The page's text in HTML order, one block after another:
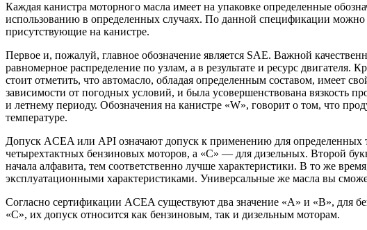
Каждая канистра моторного масла имеет на упаковке определенные
использованию в определенных случаях. По данной спецификации
присутствующие на канистре.
Первое и, пожалуй, главное обозначение является SAE. Важной
равномерное распределение по узлам, а в результате и ресурс двигателя.
стоит отметить, что автомасло, обладая определенным составом, имеет
зависимости от погодных условий, и была усовершенствована вязкость
и летнему периоду. Обозначения на канистре «W», говорит о том, что
температуре.
Допуск ACEA или API означают допуск к применению для определенных
четырехтактных бензиновых моторов, а «C» — для дизельных. Второй
начала алфавита, тем соответственно лучше характеристики. В то же
эксплуатационными характеристиками. Универсальные же масла вы
Согласно сертификации ACEA существуют два значение «А» и «В», для
«С», их допуск относится как бензиновым, так и дизельным моторам.